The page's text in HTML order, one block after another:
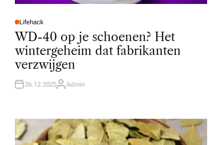
P
O
S
E
D
I
N
Lifehack
WD-40 op je schoenen? Het
wintergeheim dat fabrikanten
verzwijgen
26.12.2025A
R
Admin